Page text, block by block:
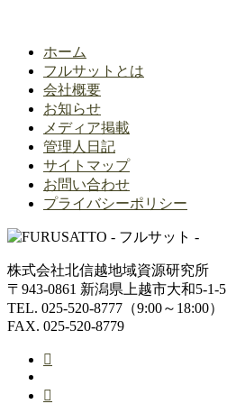
ホーム
フルサットとは
会社概要
お知らせ
メディア掲載
管理人日記
サイトマップ
お問い合わせ
プライバシーポリシー
株式会社北信越地域資源研究所
〒943-0861 新潟県上越市大和5-1-5
TEL. 025-520-8777（9:00～18:00）
FAX. 025-520-8779